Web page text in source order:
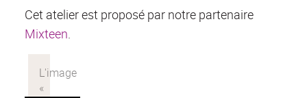
Cet atelier est proposé par notre partenaire
Mixteen.